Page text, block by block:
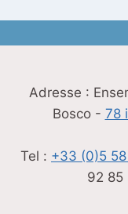
Adresse :
Bosco - 78
Tel : +33 (0)5
92 85